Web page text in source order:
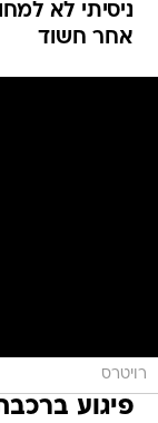
ניסיתי לא
אחר חשוד
רויטרס
פיגוע